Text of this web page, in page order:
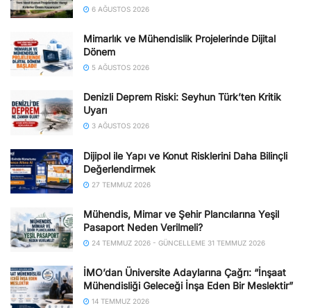
6 AĞUSTOS 2026
Mimarlık ve Mühendislik Projelerinde Dijital
Dönem
5 AĞUSTOS 2026
Denizli Deprem Riski: Seyhun Türk’ten Kritik
Uyarı
3 AĞUSTOS 2026
Dijipol ile Yapı ve Konut Risklerini Daha Bilinçli
Değerlendirmek
27 TEMMUZ 2026
Mühendis, Mimar ve Şehir Plancılarına Yeşil
Pasaport Neden Verilmeli?
24 TEMMUZ 2026 - GÜNCELLEME 31 TEMMUZ 2026
İMO’dan Üniversite Adaylarına Çağrı: “İnşaat
Mühendisliği Geleceği İnşa Eden Bir Meslektir”
14 TEMMUZ 2026